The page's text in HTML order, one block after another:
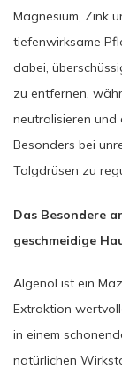
Magnesium, Zink
tiefenwirksame
dabei,
zu entfernen,
neutralisieren
Besonders bei
Talgdrüsen zu
Das Besondere
geschmeidige
Algenöl ist ein
Extraktion
in einem
natürlichen